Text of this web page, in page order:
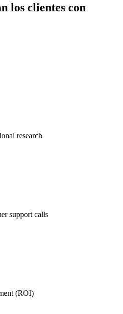
los clientes con
research
support calls
(ROI)